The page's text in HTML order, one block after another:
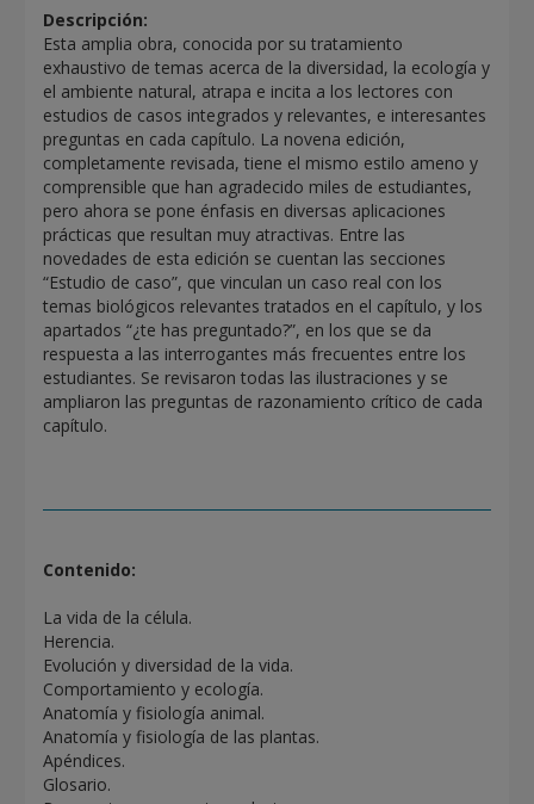
Descripción:
Esta amplia obra, conocida por su tratamiento
exhaustivo de temas acerca de la diversidad, la ecología y
el ambiente natural, atrapa e incita a los lectores con
estudios de casos integrados y relevantes, e interesantes
preguntas en cada capítulo. La novena edición,
completamente revisada, tiene el mismo estilo ameno y
comprensible que han agradecido miles de estudiantes,
pero ahora se pone énfasis en diversas aplicaciones
prácticas que resultan muy atractivas. Entre las
novedades de esta edición se cuentan las secciones
“Estudio de caso”, que vinculan un caso real con los
temas biológicos relevantes tratados en el capítulo, y los
apartados “¿te has preguntado?”, en los que se da
respuesta a las interrogantes más frecuentes entre los
estudiantes. Se revisaron todas las ilustraciones y se
ampliaron las preguntas de razonamiento crítico de cada
capítulo.
Contenido:
La vida de la célula.
Herencia.
Evolución y diversidad de la vida.
Comportamiento y ecología.
Anatomía y fisiología animal.
Anatomía y fisiología de las plantas.
Apéndices.
Glosario.